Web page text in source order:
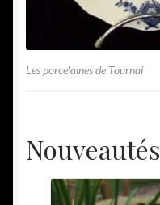
Les porcelaines de Tournai
Nouveautés